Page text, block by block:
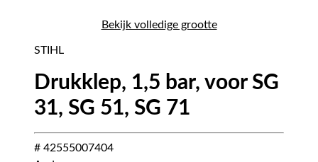
Bekijk volledige grootte
STIHL
Drukklep, 1,5 bar, voor SG
31, SG 51, SG 71
# 42555007404